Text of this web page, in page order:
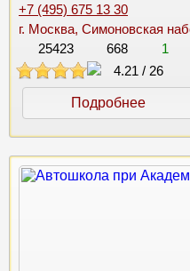
+7 (495) 675 13 30
г. Москва, Симоновская
25423
668 1
4.21 / 26
Подробнее